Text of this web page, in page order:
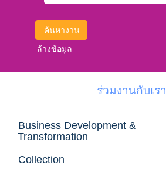
ล้างข้อมูล
ร่วมงานกับเรา
Business Development &
Transformation
Collection